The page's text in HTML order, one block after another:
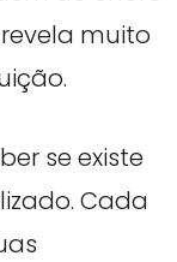
muito
se existe
Cada